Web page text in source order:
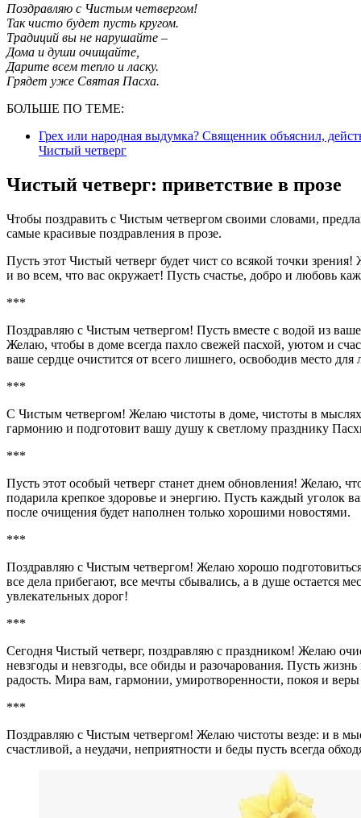
Поздравляю с Чистым четвергом!
Так чисто будет пусть кругом.
Традиций вы не нарушайте –
Дома и души очищайте,
Дарите всем тепло и ласку.
Грядет уже Святая Пасха.
БОЛЬШЕ ПО ТЕМЕ:
Грех или народная выдумка? Священник объяснил,
Чистый четверг
Чистый четверг: приветствие в прозе
Чтобы поздравить с Чистым четвергом своими словами,
самые красивые поздравления в прозе.
Пусть этот Чистый четверг будет чист со всякой точки
и во всем, что вас окружает! Пусть счастье, добро и любовь
***
Поздравляю с Чистым четвергом! Пусть вместе с водой из
Желаю, чтобы в доме всегда пахло свежей пасхой, уютом и
ваше сердце очистится от всего лишнего, освободив место
***
С Чистым четвергом! Желаю чистоты в доме, чистоты в мыслях
гармонию и подготовит вашу душу к светлому празднику
***
Пусть этот особый четверг станет днем обновления! Желаю,
подарила крепкое здоровье и энергию. Пусть каждый уголок
после очищения будет наполнен только хорошими новостями.
***
Поздравляю с Чистым четвергом! Желаю хорошо
все дела прибегают, все мечты сбывались, а в душе остается
увлекательных дорог!
***
Сегодня Чистый четверг, поздравляю с праздником! Желаю
невзгоды и невзгоды, все обиды и разочарования. Пусть
радость. Мира вам, гармонии, умиротворенности, покоя и
***
Поздравляю с Чистым четвергом! Желаю чистоты везде: и в
счастливой, а неудачи, неприятности и беды пусть всегда